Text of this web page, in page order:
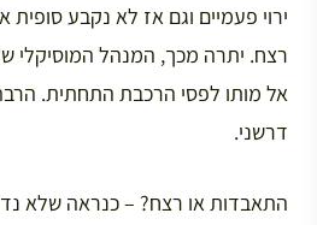
ירוי פעמיים וגם אז לא נקבע
רצח. יתרה מכך, המנהל המוסיקלי
אל מותו לפסי הרכבת התחתית.
דרשני.
התאבדות או רצח? – כנראה שלא